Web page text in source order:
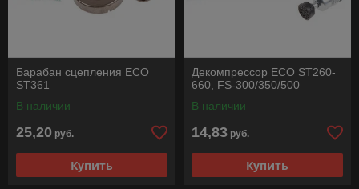
Барабан сцепления ECO
ST361
В наличии
25,20 руб.
Купить
Декомпрессор ECO ST260-
660, FS-300/350/500
В наличии
14,83 руб.
Купить